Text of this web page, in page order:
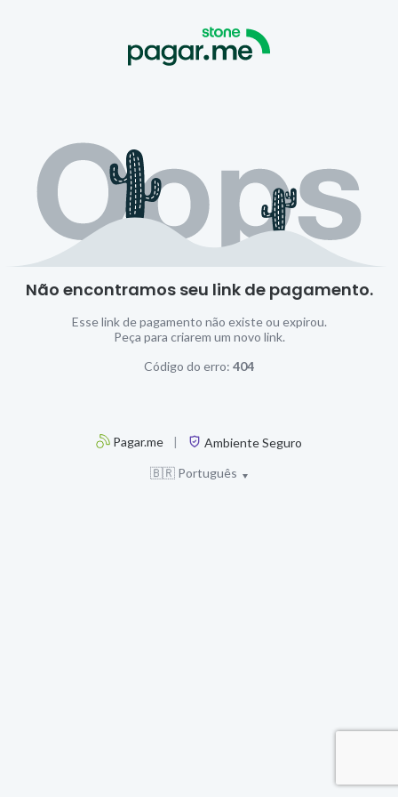
Não encontramos seu link de pagamento.
Esse link de pagamento não existe ou expirou.
Peça para criarem um novo link.
Código do erro: 404
Pagar.me Ambiente Seguro